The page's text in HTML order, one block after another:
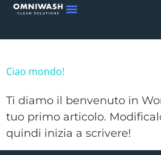
Ciao mondo!
Ti diamo il benvenuto in
tuo primo articolo.
quindi inizia a scrivere!